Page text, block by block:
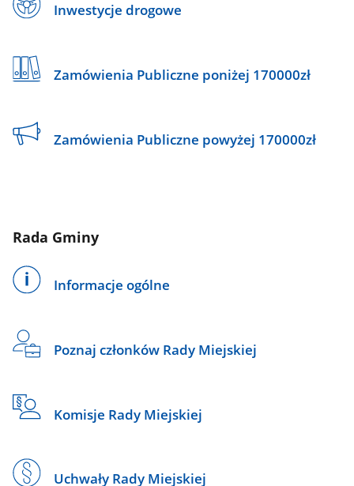
Inwestycje drogowe
Zamówienia Publiczne poniżej 170000zł
Zamówienia Publiczne powyżej 170000zł
Rada Gminy
Informacje ogólne
Poznaj członków Rady Miejskiej
Komisje Rady Miejskiej
Uchwały Rady Miejskiej